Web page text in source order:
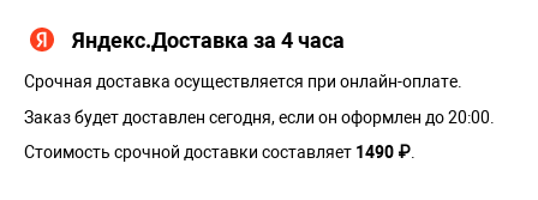
Яндекс.Доставка за 4 часа
Срочная доставка осуществляется при онлайн-оплате.
Заказ будет доставлен сегодня, если он оформлен до 20:00.
Стоимость срочной доставки составляет 1490 ₽